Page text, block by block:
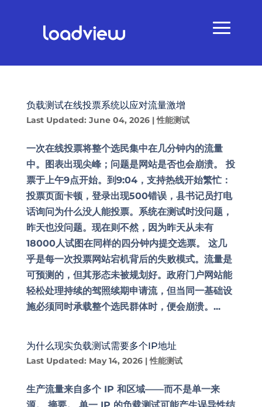
负载测试在线投票系统以应对流量激增
Last Updated: June 04, 2026|性能测试
一次在线投票将整个选民集中在几分钟内的流量
中。图表出现尖峰；问题是网站是否也会崩溃。 投
票于上午9点开始。到9:04，支持热线开始繁忙：
投票页面卡顿，登录出现500错误，县书记员打电
话询问为什么没人能投票。系统在测试时没问题，
昨天也没问题。现在则不然，因为昨天从未有
18000人试图在同样的四分钟内提交选票。 这几
乎是每一次投票网站宕机背后的失败模式。流量是
可预测的，但其形态未被规划好。政府门户网站能
轻松处理持续的驾照续期申请流，但当同一基础设
施必须同时承载整个选民群体时，便会崩溃。...
为什么现实负载测试需要多个IP地址
Last Updated: May 14, 2026|性能测试
生产流量来自多个 IP 和区域——而不是单一来